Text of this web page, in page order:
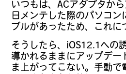
いつもは、ACアダプタか
日メンテした際のパソコ
ブルがあったため、これ
そうしたら、iOS12.1への
導かれるままにアップデ
ま上がってこない。手動